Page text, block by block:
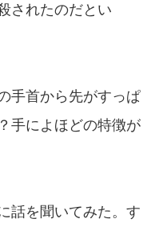
されたのだとい
手首から先がすっぱ
手によほどの特徴が
話を聞いてみた。す